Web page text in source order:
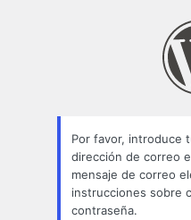
Por favor, introduce
dirección de correo
mensaje de correo
instrucciones sobre
contraseña.